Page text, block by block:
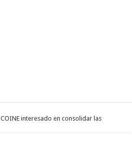
COINE interesado en consolidar las